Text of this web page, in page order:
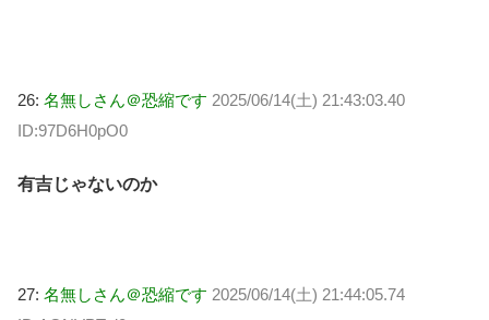
26: 名無しさん＠恐縮です 2025/06/14(土) 21:43:03.40
ID:97D6H0pO0
有吉じゃないのか
27: 名無しさん＠恐縮です 2025/06/14(土) 21:44:05.74